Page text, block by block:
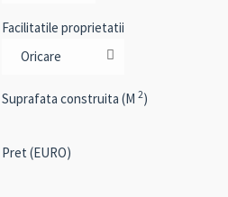
Facilitatile proprietatii
Oricare
Suprafata construita (M 2)
Pret (EURO)